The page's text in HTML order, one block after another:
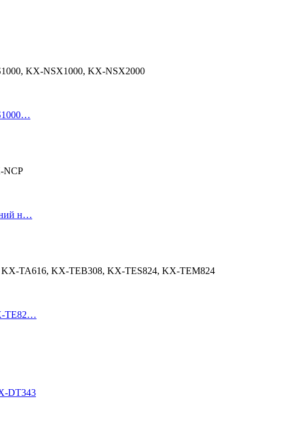
KX-NSX1000, KX-NSX2000
NCP
н…
TA616, KX-TEB308, KX-TES824, KX-TEM824
TE82…
DT343